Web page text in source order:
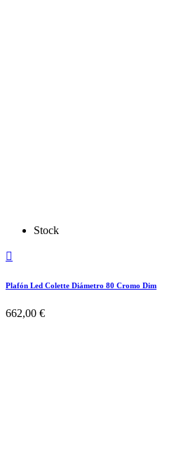
Stock

Plafón Led Colette Diámetro 80 Cromo Dim
662,00 €